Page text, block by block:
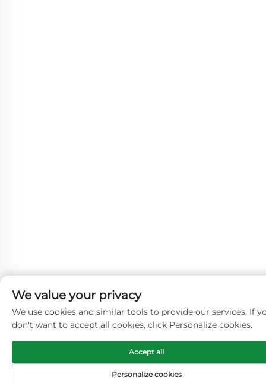
We value your privacy
We use cookies and similar tools to provide our services. If
don't want to accept all cookies, click Personalize cookies.
Personalize cookies
Accept all